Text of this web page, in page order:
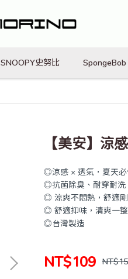
SNOOPY史努比
【美安】涼
◎涼感 × 透氣，夏天必
◎抗菌除臭、耐穿耐洗
◎ 涼爽不悶熱，舒適
◎ 舒適抑味，清爽一
◎台灣製造
NT$109